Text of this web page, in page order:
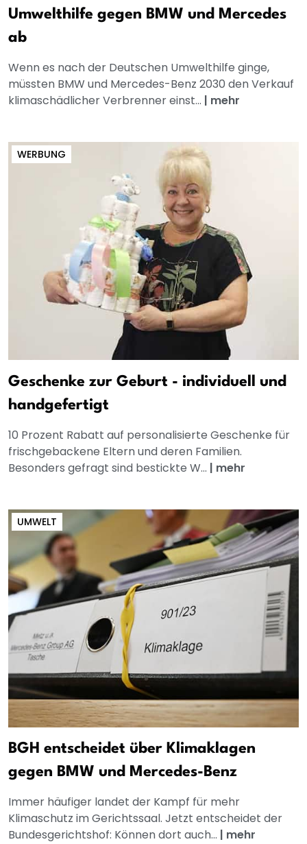
Umwelthilfe gegen BMW und Mercedes
ab
Wenn es nach der Deutschen Umwelthilfe ginge,
müssten BMW und Mercedes-Benz 2030 den Verkauf
klimaschädlicher Verbrenner einst... | mehr
WERBUNG
Geschenke zur Geburt - individuell und
handgefertigt
10 Prozent Rabatt auf personalisierte Geschenke für
frischgebackene Eltern und deren Familien.
Besonders gefragt sind bestickte W... | mehr
UMWELT
BGH entscheidet über Klimaklagen
gegen BMW und Mercedes-Benz
Immer häufiger landet der Kampf für mehr
Klimaschutz im Gerichtssaal. Jetzt entscheidet der
Bundesgerichtshof: Können dort auch... | mehr